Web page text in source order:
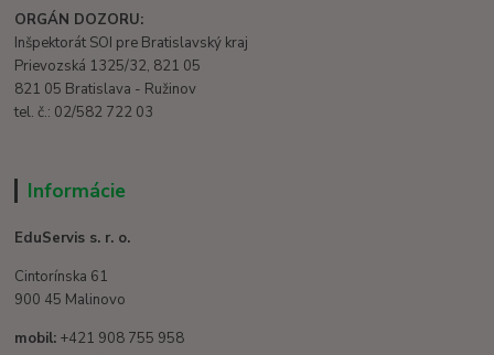
ORGÁN DOZORU:
Inšpektorát SOI pre Bratislavský kraj
Prievozská 1325/32, 821 05
821 05 Bratislava - Ružinov
tel. č.: 02/582 722 03
Informácie
EduServis s. r. o.
Cintorínska 61
900 45 Malinovo
mobil: +421 908 755 958